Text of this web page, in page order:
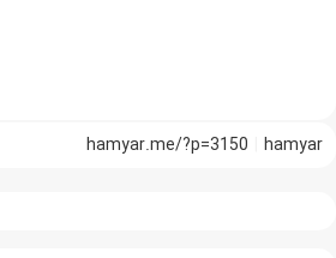
hamyar
hamyar.me/?p=3150